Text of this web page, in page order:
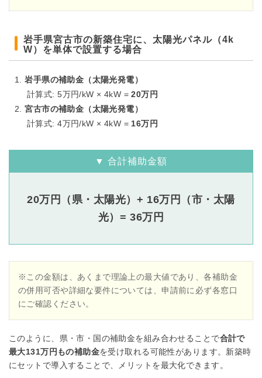
岩手県宮古市の新築住宅に、太陽光パネル（4k
W）を単体で設置する場合
岩手県の補助金（太陽光発電）
計算式: 5万円/kW × 4kW =20万円
宮古市の補助金（太陽光発電）
計算式: 4万円/kW × 4kW = 16万円
▼ 合計補助金額
20万円（県・太陽光）+ 16万円（市・太陽
光）= 36万円
※この金額は、あくまで理論上の最大値であり、各補助金
の併用可否や詳細な要件については、申請前に必ず各窓口
にご確認ください。
このように、県・市・国の補助金を組み合わせることで合計で
最大131万円もの補助金を受け取れる可能性があります。新築時
にセットで導入することで、メリットを最大化できます。